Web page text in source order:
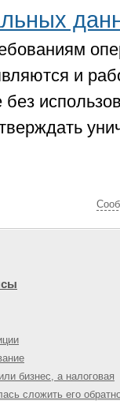
и
бизнес, а налоговая
сложить его